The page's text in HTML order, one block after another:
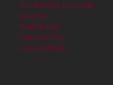
residencias privadas
teatros
tradiciones
transportes
vias publicas